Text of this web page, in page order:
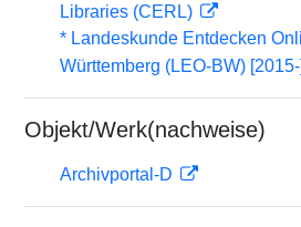
Libraries (CERL)
* Landeskunde Entdecken
Württemberg (LEO-BW) [2015-]
Objekt/Werk(nachweise)
Archivportal-D